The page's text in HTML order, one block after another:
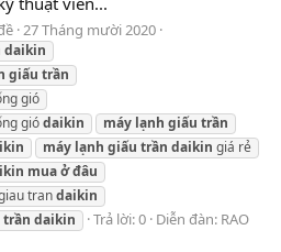
27 Tháng mười 2020
daikin
giấu trần
gió
giódaikin máy lạnh giấu trần
máy lạnh giấu trần daikin giá rẻ
muaởđâu
trandaikin
trần daikin Trả lời: 0 Diễn đàn: RAO